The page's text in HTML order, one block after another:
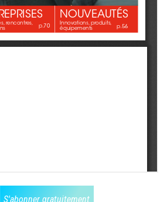
S'abonner gratuitement